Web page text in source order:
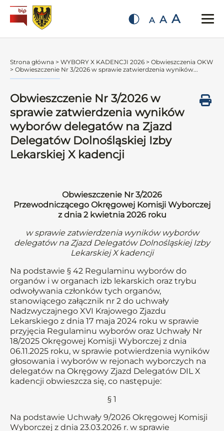
A A A
Strona główna > WYBORY X KADENCJI 2026 > Obwieszczenia OKW
> Obwieszczenie Nr 3/2026 w sprawie zatwierdzenia wyników...
Obwieszczenie Nr 3/2026 w
sprawie zatwierdzenia wyników
wyborów delegatów na Zjazd
Delegatów Dolnośląskiej Izby
Lekarskiej X kadencji
Obwieszczenie Nr 3/2026
Przewodniczącego Okręgowej Komisji Wyborczej
z dnia 2 kwietnia 2026 roku
w sprawie zatwierdzenia wyników wyborów
delegatów na Zjazd Delegatów Dolnośląskiej Izby
Lekarskiej X kadencji
Na podstawie § 42 Regulaminu wyborów do
organów i w organach izb lekarskich oraz trybu
odwoływania członków tych organów,
stanowiącego załącznik nr 2 do uchwały
Nadzwyczajnego XVI Krajowego Zjazdu
Lekarskiego z dnia 17 maja 2024 roku w sprawie
przyjęcia Regulaminu wyborów oraz Uchwały Nr
18/2025 Okręgowej Komisji Wyborczej z dnia
06.11.2025 roku, w sprawie potwierdzenia wyników
głosowania i wyborów w rejonach wyborczych na
delegatów na Okręgowy Zjazd Delegatów DIL X
kadencji obwieszcza się, co następuje:
§ 1
Na podstawie Uchwały 9/2026 Okręgowej Komisji
Wyborczej z dnia 23.03.2026 r. w sprawie